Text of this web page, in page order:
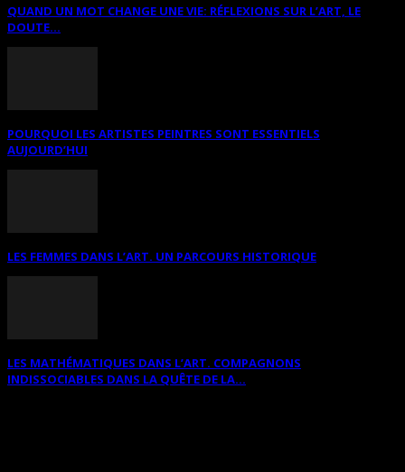
QUAND UN MOT CHANGE UNE VIE: RÉFLEXIONS SUR L’ART, LE
DOUTE...
POURQUOI LES ARTISTES PEINTRES SONT ESSENTIELS
AUJOURD’HUI
LES FEMMES DANS L’ART. UN PARCOURS HISTORIQUE
LES MATHÉMATIQUES DANS L’ART. COMPAGNONS
INDISSOCIABLES DANS LA QUÊTE DE LA...